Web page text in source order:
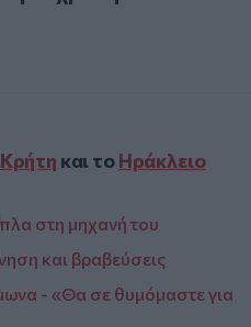
Κρήτη και τοΗράκλειο
στη μηχανή του
και βραβεύσεις
- «Θα σε θυμόμαστε για